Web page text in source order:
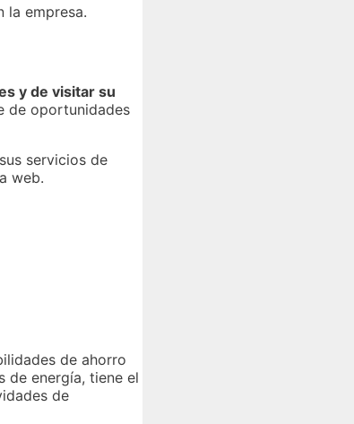
la empresa.
y de visitar su
de oportunidades
servicios de
web.
de ahorro
de energía, tiene el
de